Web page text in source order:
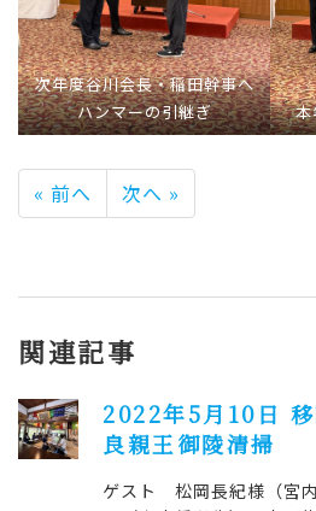
次年度谷川会長・稲田幹事へ
ハンマーの引継ぎ
本
« 前へ 次へ »
関連記事
2022年5月10日
良親王御陵清掃
ゲスト 松岡長紀様（宮